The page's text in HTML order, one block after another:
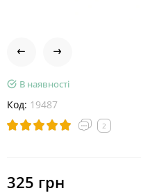
В наявності
Код: 19487
2
325 грн